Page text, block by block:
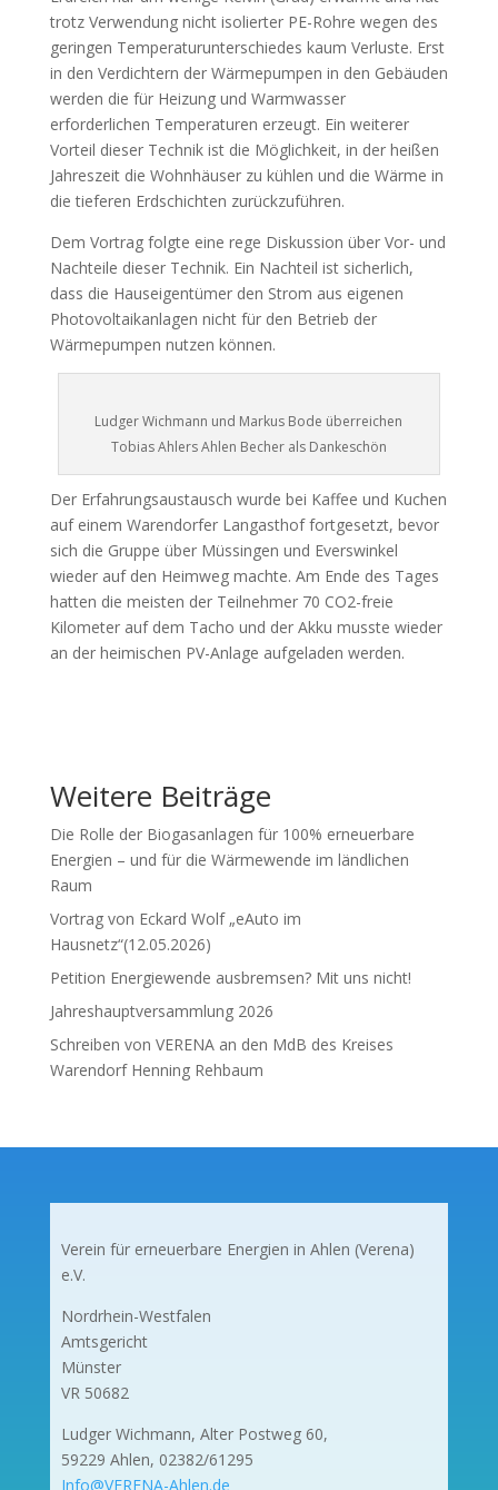
trotz Verwendung nicht isolierter PE-Rohre wegen des
geringen Temperaturunterschiedes kaum Verluste. Erst
in den Verdichtern der Wärmepumpen in den Gebäuden
werden die für Heizung und Warmwasser
erforderlichen Temperaturen erzeugt. Ein weiterer
Vorteil dieser Technik ist die Möglichkeit, in der heißen
Jahreszeit die Wohnhäuser zu kühlen und die Wärme in
die tieferen Erdschichten zurückzuführen.
Dem Vortrag folgte eine rege Diskussion über Vor- und
Nachteile dieser Technik. Ein Nachteil ist sicherlich,
dass die Hauseigentümer den Strom aus eigenen
Photovoltaikanlagen nicht für den Betrieb der
Wärmepumpen nutzen können.
Ludger Wichmann und Markus Bode überreichen
Tobias Ahlers Ahlen Becher als Dankeschön
Der Erfahrungsaustausch wurde bei Kaffee und Kuchen
auf einem Warendorfer Langasthof fortgesetzt, bevor
sich die Gruppe über Müssingen und Everswinkel
wieder auf den Heimweg machte. Am Ende des Tages
hatten die meisten der Teilnehmer 70 CO2-freie
Kilometer auf dem Tacho und der Akku musste wieder
an der heimischen PV-Anlage aufgeladen werden.
Weitere Beiträge
Die Rolle der Biogasanlagen für 100% erneuerbare
Energien – und für die Wärmewende im ländlichen
Raum
Vortrag von Eckard Wolf „eAuto im
Hausnetz“(12.05.2026)
Petition Energiewende ausbremsen? Mit uns nicht!
Jahreshauptversammlung 2026
Schreiben von VERENA an den MdB des Kreises
Warendorf Henning Rehbaum
Verein für erneuerbare Energien in Ahlen (Verena)
e.V.
Nordrhein-Westfalen
Amtsgericht
Münster
VR 50682
Ludger Wichmann, Alter Postweg 60,
59229 Ahlen, 02382/61295
Info@VERENA-Ahlen.de